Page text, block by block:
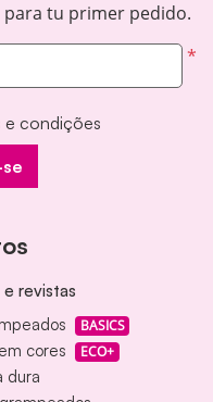
para tu primer pedido.
*
e condições
revistas
BASICS
cores ECO+
dura